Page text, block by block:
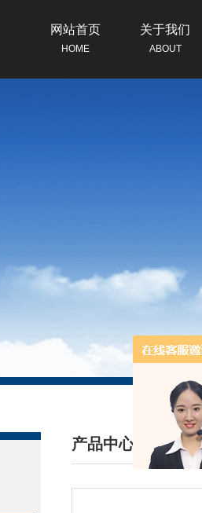
网站首页
HOME
关于我们
ABOUT
产品中心
/ PRODUCTS CENTER